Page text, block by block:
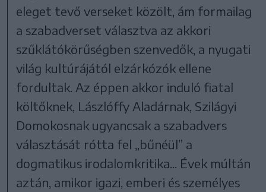
eleget tevő verseket közölt, ám formailag
a szabadverset választva az akkori
szűklátókörűségben szenvedők, a nyugati
világ kultúrájától elzárkózók ellene
fordultak. Az éppen akkor induló fiatal
költőknek, Lászlóffy Aladárnak, Szilágyi
Domokosnak ugyancsak a szabadvers
választását rótta fel „bűnéül” a
dogmatikus irodalomkritika... Évek múltán
aztán, amikor igazi, emberi és személyes